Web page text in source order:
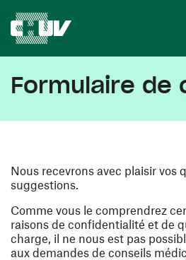
Formulaire de
Nous recevrons avec plaisir vos
suggestions.
Comme vous le comprendrez
raisons de confidentialité et de
charge, il ne nous est pas
aux demandes de conseils